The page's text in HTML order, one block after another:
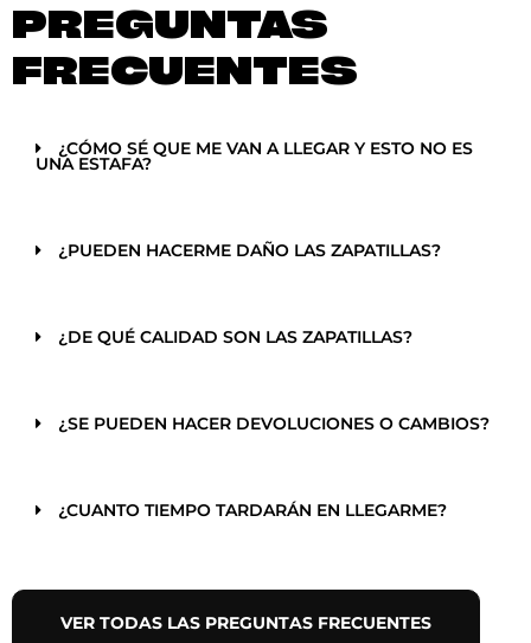
PREGUNTAS
FRECUENTES
¿CÓMO SÉ QUE ME VAN A LLEGAR Y ESTO NO ES
UNA ESTAFA?
¿PUEDEN HACERME DAÑO LAS ZAPATILLAS?
¿DE QUÉ CALIDAD SON LAS ZAPATILLAS?
¿SE PUEDEN HACER DEVOLUCIONES O CAMBIOS?
¿CUANTO TIEMPO TARDARÁN EN LLEGARME?
VER TODAS LAS PREGUNTAS FRECUENTES